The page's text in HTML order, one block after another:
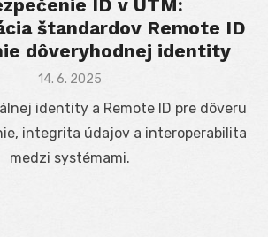
ID v UTM:
štandardov Remote ID
dôveryhodnej identity
Posted
14. 6. 2025
identity a Remote ID pre dôveru
integrita údajov a interoperabilita
medzi systémami.